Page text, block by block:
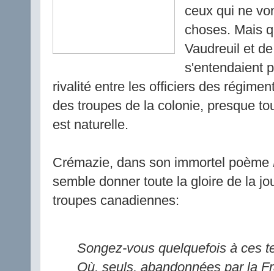
ceux qui ne
choses. Mais
Vaudreuil et
s'entendaient
rivalité entre les officiers des
des troupes de la colonie, presque
est naturelle.
Crémazie, dans son immortel poème
semble donner toute la gloire de la
troupes canadiennes:
Songez-vous quelquefois à ces
Où, seuls, abandonnées par la